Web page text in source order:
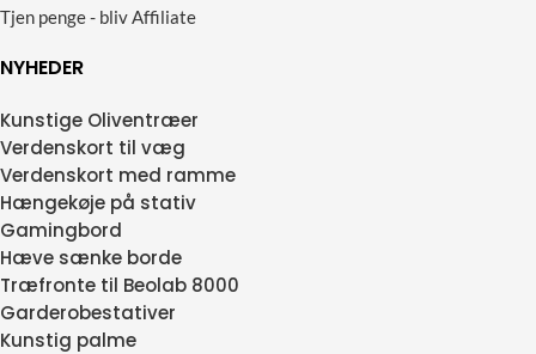
Tjen penge - bliv Affiliate
NYHEDER
Kunstige Oliventræer
Verdenskort til væg
Verdenskort med ramme
Hængekøje på stativ
Gamingbord
Hæve sænke borde
Træfronte til Beolab 8000
Garderobestativer
Kunstig palme